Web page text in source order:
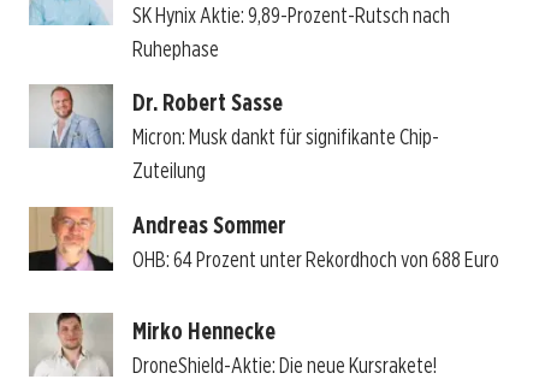
SK Hynix Aktie: 9,89-Prozent-Rutsch nach
Ruhephase
Dr. Robert Sasse
Micron: Musk dankt für signifikante Chip-
Zuteilung
Andreas Sommer
OHB: 64 Prozent unter Rekordhoch von 688 Euro
Mirko Hennecke
DroneShield-Aktie: Die neue Kursrakete!